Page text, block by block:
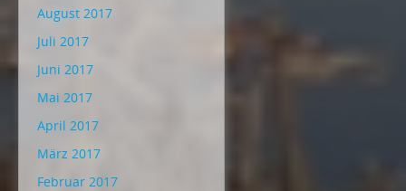
August 2017
Juli 2017
Juni 2017
Mai 2017
April 2017
März 2017
Februar 2017